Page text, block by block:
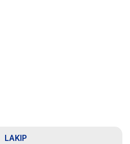
LAKIP